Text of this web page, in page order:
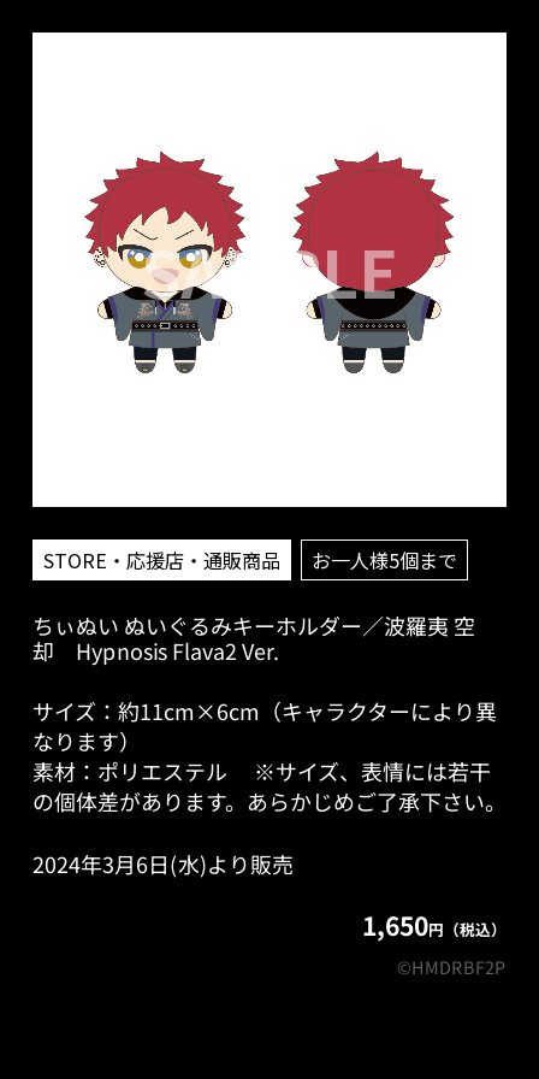
STORE・応援店・通販商品 お一人様5個まで
ちぃぬい ぬいぐるみキーホルダー／波羅夷 空
却 Hypnosis Flava2 Ver.
サイズ：約11cm×6cm（キャラクターにより異
なります）
素材：ポリエステル ※サイズ、表情には若干
の個体差があります。あらかじめご了承下さい。
2024年3月6日(水)より販売
1,650円（税込）
©HMDRBF2P